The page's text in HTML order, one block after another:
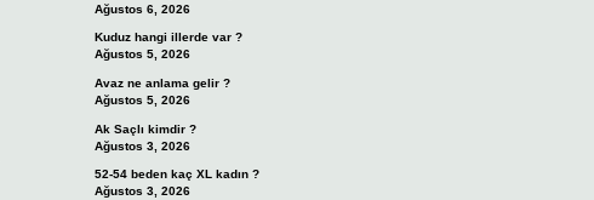
Ağustos 6, 2026
Kuduz hangi illerde var ?
Ağustos 5, 2026
Avaz ne anlama gelir ?
Ağustos 5, 2026
Ak Saçlı kimdir ?
Ağustos 3, 2026
52-54 beden kaç XL kadın ?
Ağustos 3, 2026